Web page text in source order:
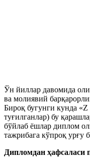
Ўн йиллар давомида
ва молиявий
Бироқ бугунги кунда
туғилганлар) бу
бўйлаб ёшлар диплом
тажрибага кўпроқ урғу
Дипломдан ҳафсаласи